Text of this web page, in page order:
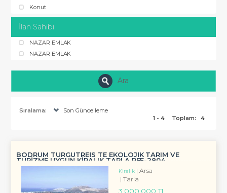
Konut
İlan Sahibi
NAZAR EMLAK
NAZAR EMLAK
Ara
Sıralama:
Son Güncelleme
1 - 4
Toplam: 4
BODRUM TURGUTREIS TE EKOLOJIK TARIM VE
TURIZME UYGUN KIRALIK TARLA REF-2804
Kiralık
Arsa
Tarla
3,000,000 TL